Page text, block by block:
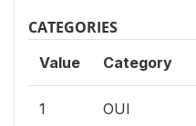
CATEGORIES
Value Category
1 OUI